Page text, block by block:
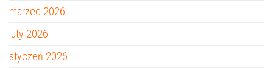
marzec 2026
luty 2026
styczeń 2026